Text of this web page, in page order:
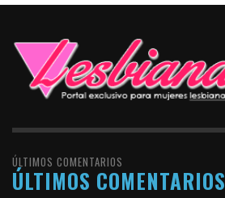
ÚLTIMOS COMENTARIOS
ÚLTIMOS COMENTARIOS